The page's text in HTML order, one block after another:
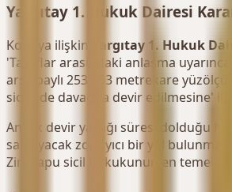
Yargıtay 1. Hukuk Dairesi Kararı
Konuya ilişkin Yargıtay 1. Hukuk
'Taraflar arasındaki anlaşma
arsa paylı 2532.63 metrekare
sicilinde davacıya devir edilmesine'
Ancak devir yasağı süresi dolduğu
sağlayacak zorlayıcı bir yol
Zira tapu sicil hukukunun en temel